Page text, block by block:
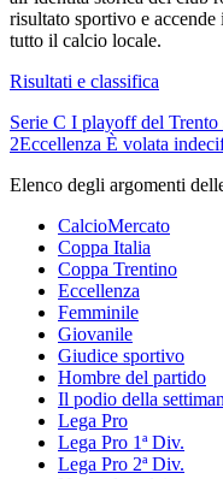
risultato sportivo e
tutto il calcio locale.
Risultati e classifica
Serie C I playoff del Trento
2Eccellenza È volata
Elenco degli argomenti
CalcioMercato
Coppa Italia
Coppa Trentino
Eccellenza
Femminile
Giovanile
Giudice sportivo
Hombre del partido
Il podio della
Lega Pro
Lega Pro 1ª Div.
Lega Pro 2ª Div.